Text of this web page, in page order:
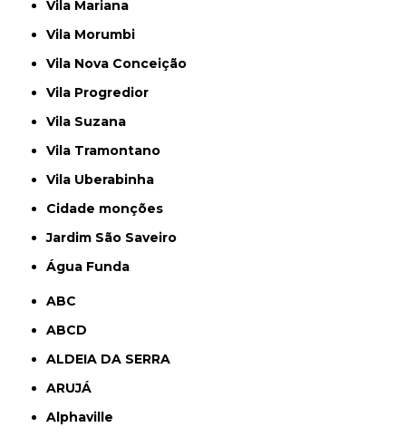
Vila Mariana
Vila Morumbi
Vila Nova Conceição
Vila Progredior
Vila Suzana
Vila Tramontano
Vila Uberabinha
cidade monções
jardim São Saveiro
Água Funda
ABC
ABCD
ALDEIA DA SERRA
ARUJÁ
Alphaville